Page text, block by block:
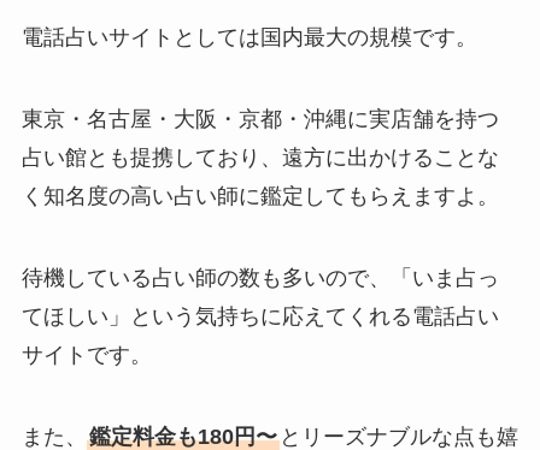
電話占いサイトとしては国内最大の規模です。
東京・名古屋・大阪・京都・沖縄に実店舗を持つ
占い館とも提携しており、遠方に出かけることな
く知名度の高い占い師に鑑定してもらえますよ。
待機している占い師の数も多いので、「いま占っ
てほしい」という気持ちに応えてくれる電話占い
サイトです。
また、 鑑定料金も180円〜とリーズナブルな点も嬉